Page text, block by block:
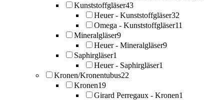
Kunststoffgläser43
Heuer - Kunststoffgläser32
Omega - Kunststoffgläser11
Mineralgläser9
Heuer - Mineralgläser9
Saphirgläser1
Heuer - Saphirgläser1
Kronen/Kronentubus22
Kronen19
Girard Perregaux - Kronen1